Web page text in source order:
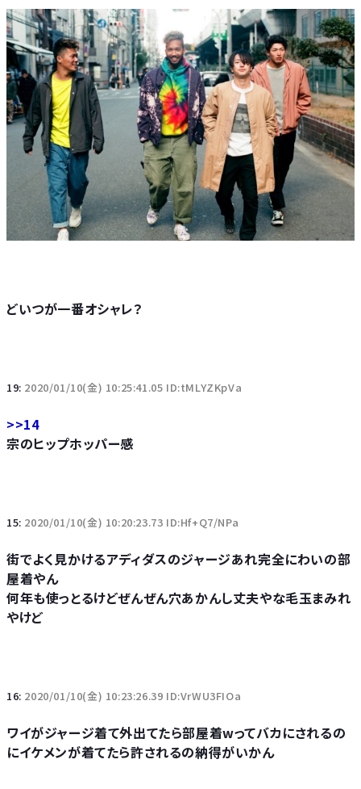
どいつが一番オシャレ？
19: 2020/01/10(金) 10:25:41.05 ID:tMLYZKpVa
>>14
宗のヒップホッパー感
15: 2020/01/10(金) 10:20:23.73 ID:Hf+Q7/NPa
街でよく見かけるアディダスのジャージあれ完全にわいの部
屋着やん
何年も使っとるけどぜんぜん穴あかんし丈夫やな毛玉まみれ
やけど
16: 2020/01/10(金) 10:23:26.39 ID:VrWU3FIOa
ワイがジャージ着て外出てたら部屋着wってバカにされるの
にイケメンが着てたら許されるの納得がいかん